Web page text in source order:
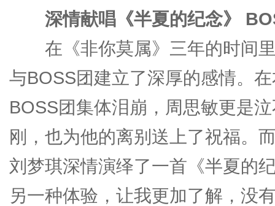
深情献唱《半夏的纪念》
在《非你莫属》三年的时间里
与BOSS团建立了深厚的感情。
BOSS团集体泪崩，周思敏更是
刚，也为他的离别送上了祝福。
刘梦琪深情演绎了一首《半夏的
另一种体验，让我更加了解，没